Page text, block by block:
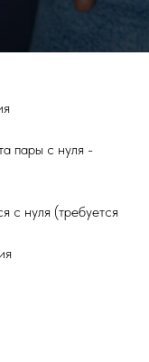
пары с нуля -
с нуля (требуется